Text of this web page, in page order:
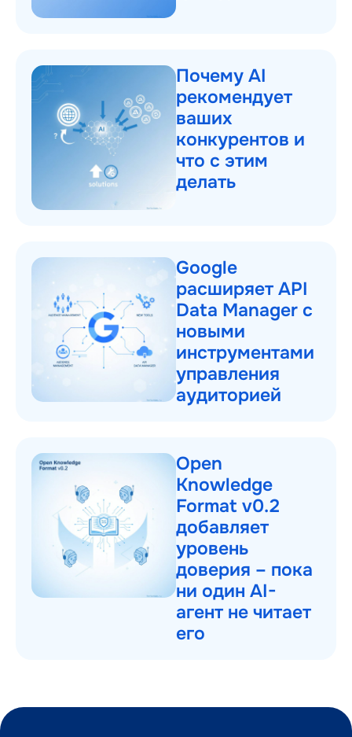
Почему AI
рекомендует
ваших
конкурентов и
что с этим
делать
Google
расширяет API
Data Manager с
новыми
инструментами
управления
аудиторией
Open
Knowledge
Format v0.2
добавляет
уровень
доверия – пока
ни один AI-
агент не читает
его